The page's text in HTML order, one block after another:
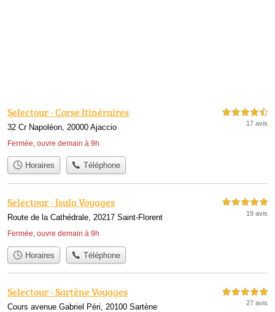
Selectour - Corse Itinéraires
32 Cr Napoléon, 20000 Ajaccio
Fermée, ouvre demain à 9h
4,5 étoiles sur 5
17 avis
Horaires Téléphone
Selectour - Isula Voyages
Route de la Cathédrale, 20217 Saint-Florent
Fermée, ouvre demain à 9h
5,0 étoiles sur 5
19 avis
Horaires Téléphone
Selectour - Sartène Voyages
Cours avenue Gabriel Péri, 20100 Sartène
5,0 étoiles sur 5
27 avis